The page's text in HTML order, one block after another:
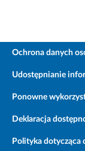
Ochrona danych
Udostępnianie
Ponowne
Deklaracja
Polityka dotycząca